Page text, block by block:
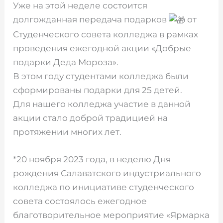
Уже на этой неделе состоится
долгожданная передача подарков
от
Студенческого совета колледжа в рамках
проведения ежегодной акции «Добрые
подарки Деда Мороза».
В этом году студентами колледжа были
сформированы подарки для 25 детей.
Для нашего колледжа участие в данной
акции стало доброй традицией на
протяжении многих лет.
*20 ноября 2023 года, в неделю Дня
рождения Салаватского индустриального
колледжа по инициативе студенческого
совета состоялось ежегодное
благотворительное мероприятие «Ярмарка